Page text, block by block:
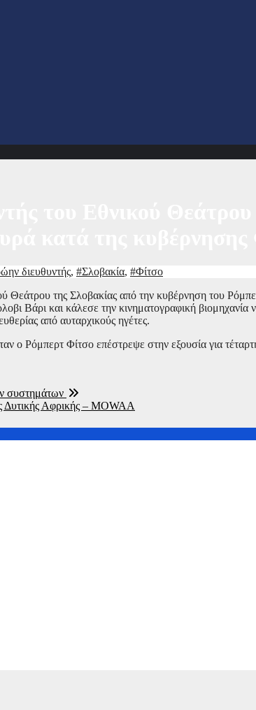
διευθυντής, #Σλοβακία, #Φίτσο
Θεάτρου της Σλοβακίας από την κυβέρνηση του
Βάρι και κάλεσε την κινηματογραφική βιομηχανία
από αυταρχικούς ηγέτες.
ο Ρόμπερτ Φίτσο επέστρεψε στην εξουσία για
συστημάτων
Δυτικής Αφρικής – MOWAA